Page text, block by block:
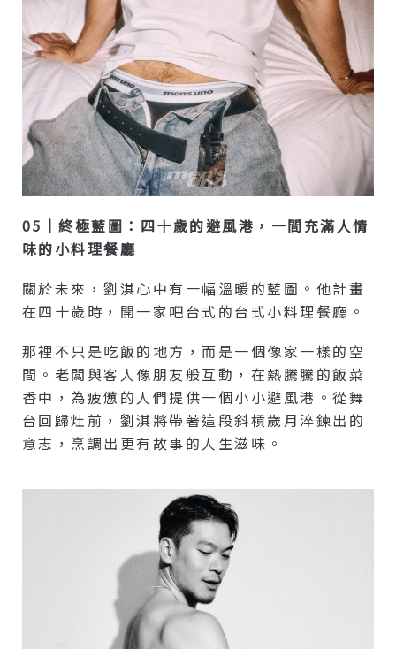
05｜終極藍圖：四十歲的避風港，一間充滿人情
味的小料理餐廳
關於未來，劉淇心中有一幅溫暖的藍圖。他計畫
在四十歲時，開一家吧台式的台式小料理餐廳。
那裡不只是吃飯的地方，而是一個像家一樣的空
間。老闆與客人像朋友般互動，在熱騰騰的飯菜
香中，為疲憊的人們提供一個小小避風港。從舞
台回歸灶前，劉淇將帶著這段斜槓歲月淬鍊出的
意志，烹調出更有故事的人生滋味。